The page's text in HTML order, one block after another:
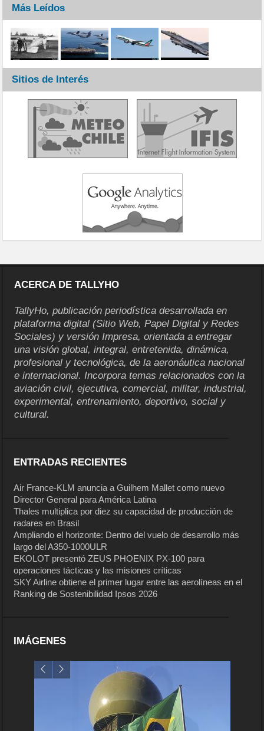
Más Leídos
Sitios de Interés
ACERCA DE TALLYHO
TallyHo, publicación periodística desarrollada en
plataforma digital (Sitio Web, Papel Digital y Redes
Sociales) y versión Impresa, orientada a entregar
una visión global, integral, entretenida, dinámica,
profesional y tecnológica, de la aeronáutica nacional
e internacional. Incorpora temas relacionados con la
aviación civil, ejecutiva, comercial, militar, industrial,
experimental, entrenamiento, deportivo, social y
cultural.
ENTRADAS RECIENTES
Air France-KLM anuncia a Guilhem Mallet como nuevo
Director General para América Latina
Thales multiplica por diez su capacidad de producción de
radares en Brasil
Ampliando el horizonte: Dentro del vuelo de desarrollo más
largo del A350-1000ULR
EKOLOT presentó ZEUS PHOENIX PX-100 para
operaciones tácticas y las misiones críticas
SKY Airline obtiene el primer lugar entre las aerolíneas en el
Ranking de Sostenibilidad Ipsos 2026
IMÁGENES